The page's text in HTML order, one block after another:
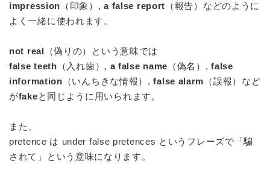
impression （印象）,a false report （報告）などのように
よく一緒に使われます。
not real （偽りの）という意味では
false teeth （入れ歯）, a false name （偽名）,false
information （いんちきな情報）,false alarm （誤報）など
がfakeと同じように用いられます。
また、
pretence は under false pretences というフレーズで「騙
されて」という意味になります。